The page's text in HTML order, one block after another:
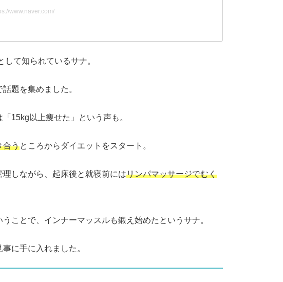
www.naver.com/
て知られているサナ。
題を集めました。
15kg以上痩せた」という声も。
合うところからダイエットをスタート。
しながら、起床後と就寝前にはリンパマッサージでむく
ことで、インナーマッスルも鍛え始めたというサナ。
に手に入れました。